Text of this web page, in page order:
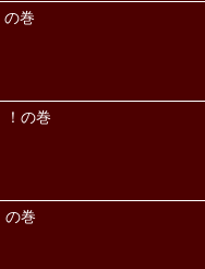
の巻
！の巻
の巻